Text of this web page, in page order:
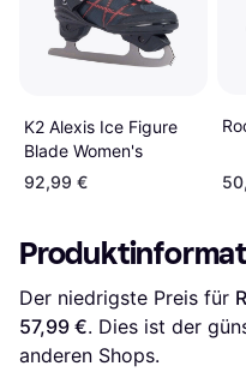
K2 Alexis Ice Figure
Blade Women's
92,99 €
Der niedrigste Preis für
57,99 €. Dies ist der
anderen Shops.